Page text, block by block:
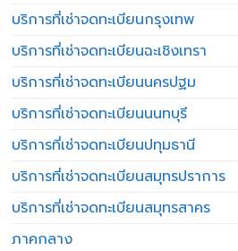
บริการที่เช่าจดทะเบียนกรุงเทพ
บริการที่เช่าจดทะเบียนฉะเชิงเทรา
บริการที่เช่าจดทะเบียนนครปฐม
บริการที่เช่าจดทะเบียนนนทบุรี
บริการที่เช่าจดทะเบียนปทุมธานี
บริการที่เช่าจดทะเบียนสมุทรปราการ
บริการที่เช่าจดทะเบียนสมุทรสาคร
ภาคกลาง